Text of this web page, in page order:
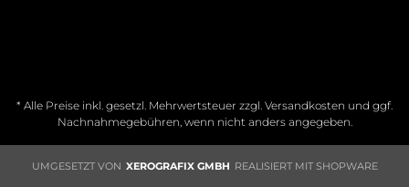
* Alle Preise inkl. gesetzl. Mehrwertsteuer zzgl. Versandkosten und ggf.
Nachnahmegebühren, wenn nicht anders angegeben.
UMGESETZT VON XEROGRAFIX GMBH REALISIERT MIT SHOPWARE